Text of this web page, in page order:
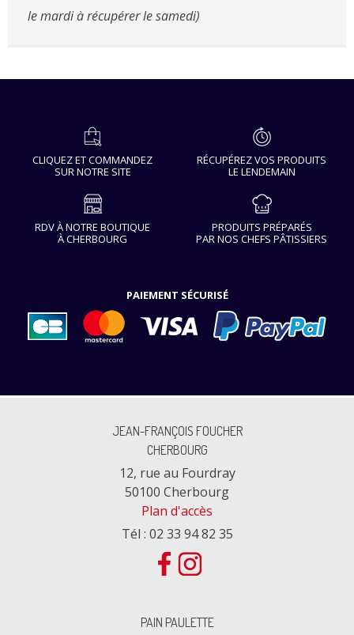
le mardi à récupérer le samedi)
CLIQUEZ ET COMMANDEZ
SUR NOTRE SITE
RÉCUPÉREZ VOS PRODUITS
LE LENDEMAIN
RDV À NOTRE BOUTIQUE
À CHERBOURG
PRODUITS PRÉPARÉS
PAR NOS CHEFS PÂTISSIERS
PAIEMENT SÉCURISÉ
JEAN-FRANÇOIS FOUCHER
CHERBOURG
12, rue au Fourdray
50100 Cherbourg
Plan d'accès
Tél : 02 33 94 82 35
PAIN PAULETTE